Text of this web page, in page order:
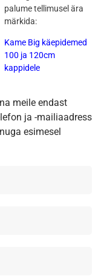
palume tellimusel ära
märkida:
Kame Big käepidemed
100 ja 120cm
kappidele
meile endast
ja -mailiaadress
esimesel